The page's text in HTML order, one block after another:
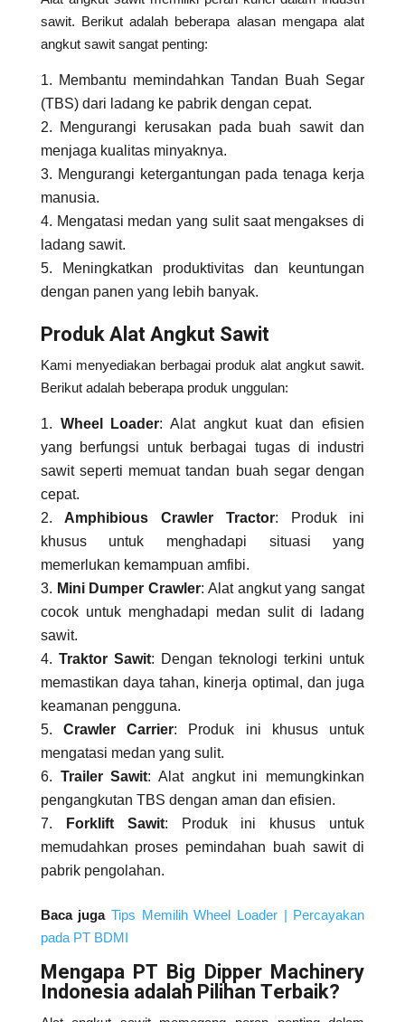
sawit. Berikut adalah beberapa alasan mengapa alat
angkut sawit sangat penting:
Membantu memindahkan Tandan Buah Segar
(TBS) dari ladang ke pabrik dengan cepat.
Mengurangi kerusakan pada buah sawit dan
menjaga kualitas minyaknya.
Mengurangi ketergantungan pada tenaga kerja
manusia.
Mengatasi medan yang sulit saat mengakses di
ladang sawit.
Meningkatkan produktivitas dan keuntungan
dengan panen yang lebih banyak.
Produk Alat Angkut Sawit
Kami menyediakan berbagai produk alat angkut sawit.
Berikut adalah beberapa produk unggulan:
Wheel Loader: Alat angkut kuat dan efisien
yang berfungsi untuk berbagai tugas di industri
sawit seperti memuat tandan buah segar dengan
cepat.
Amphibious Crawler Tractor: Produk ini
khusus untuk menghadapi situasi yang
memerlukan kemampuan amfibi.
Mini Dumper Crawler: Alat angkut yang sangat
cocok untuk menghadapi medan sulit di ladang
sawit.
Traktor Sawit: Dengan teknologi terkini untuk
memastikan daya tahan, kinerja optimal, dan juga
keamanan pengguna.
Crawler Carrier: Produk ini khusus untuk
mengatasi medan yang sulit.
Trailer Sawit: Alat angkut ini memungkinkan
pengangkutan TBS dengan aman dan efisien.
Forklift Sawit: Produk ini khusus untuk
memudahkan proses pemindahan buah sawit di
pabrik pengolahan.
Baca jugaTips Memilih Wheel Loader | Percayakan
pada PT BDMI
Mengapa PT Big Dipper Machinery
Indonesia adalah Pilihan Terbaik?